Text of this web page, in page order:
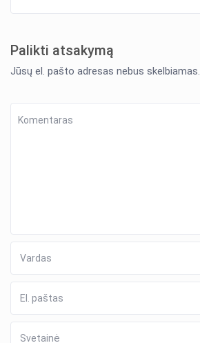
Palikti atsakymą
Jūsų el. pašto adresas nebus skelbiamas.